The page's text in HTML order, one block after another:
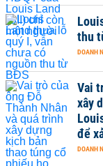
thu
DOANH
Vai
xây
để
DOANH